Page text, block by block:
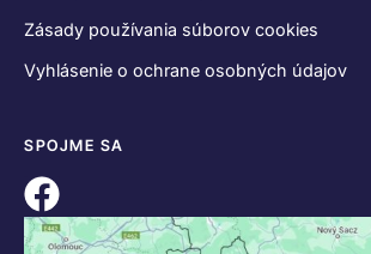
Zásady používania súborov cookies
Vyhlásenie o ochrane osobných údajov
SPOJME SA